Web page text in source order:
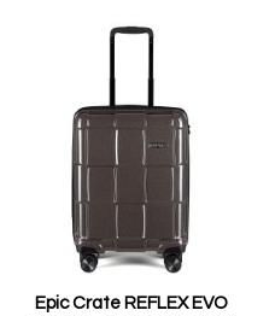
Epic Crate REFLEX EVO